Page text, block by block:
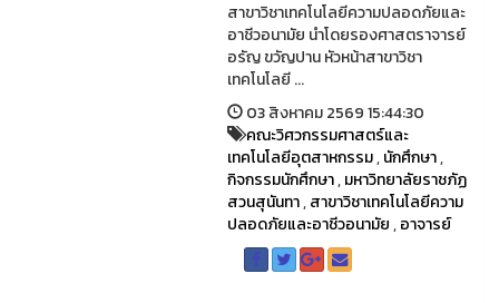
สาขาวิชาเทคโนโลยีความปลอดภัยและ
อาชีวอนามัย นำโดยรองศาสตราจารย์
อรัญ ขวัญปาน หัวหน้าสาขาวิชา
เทคโนโลยี ...
03 สิงหาคม 2569 15:44:30
คณะวิศวกรรมศาสตร์และ
เทคโนโลยีอุตสาหกรรม,นักศึกษา,
กิจกรรมนักศึกษา,มหาวิทยาลัยราชภัฏ
สวนสุนันทา,สาขาวิชาเทคโนโลยีความ
ปลอดภัยและอาชีวอนามัย,อาจารย์